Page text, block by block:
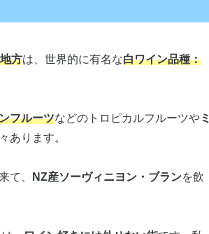
方は、世界的に有名な白ワイン品種：
フルーツなどのトロピカルフルーツやミ
あります。
て、 NZ産ソーヴィニヨン・ブランを飲